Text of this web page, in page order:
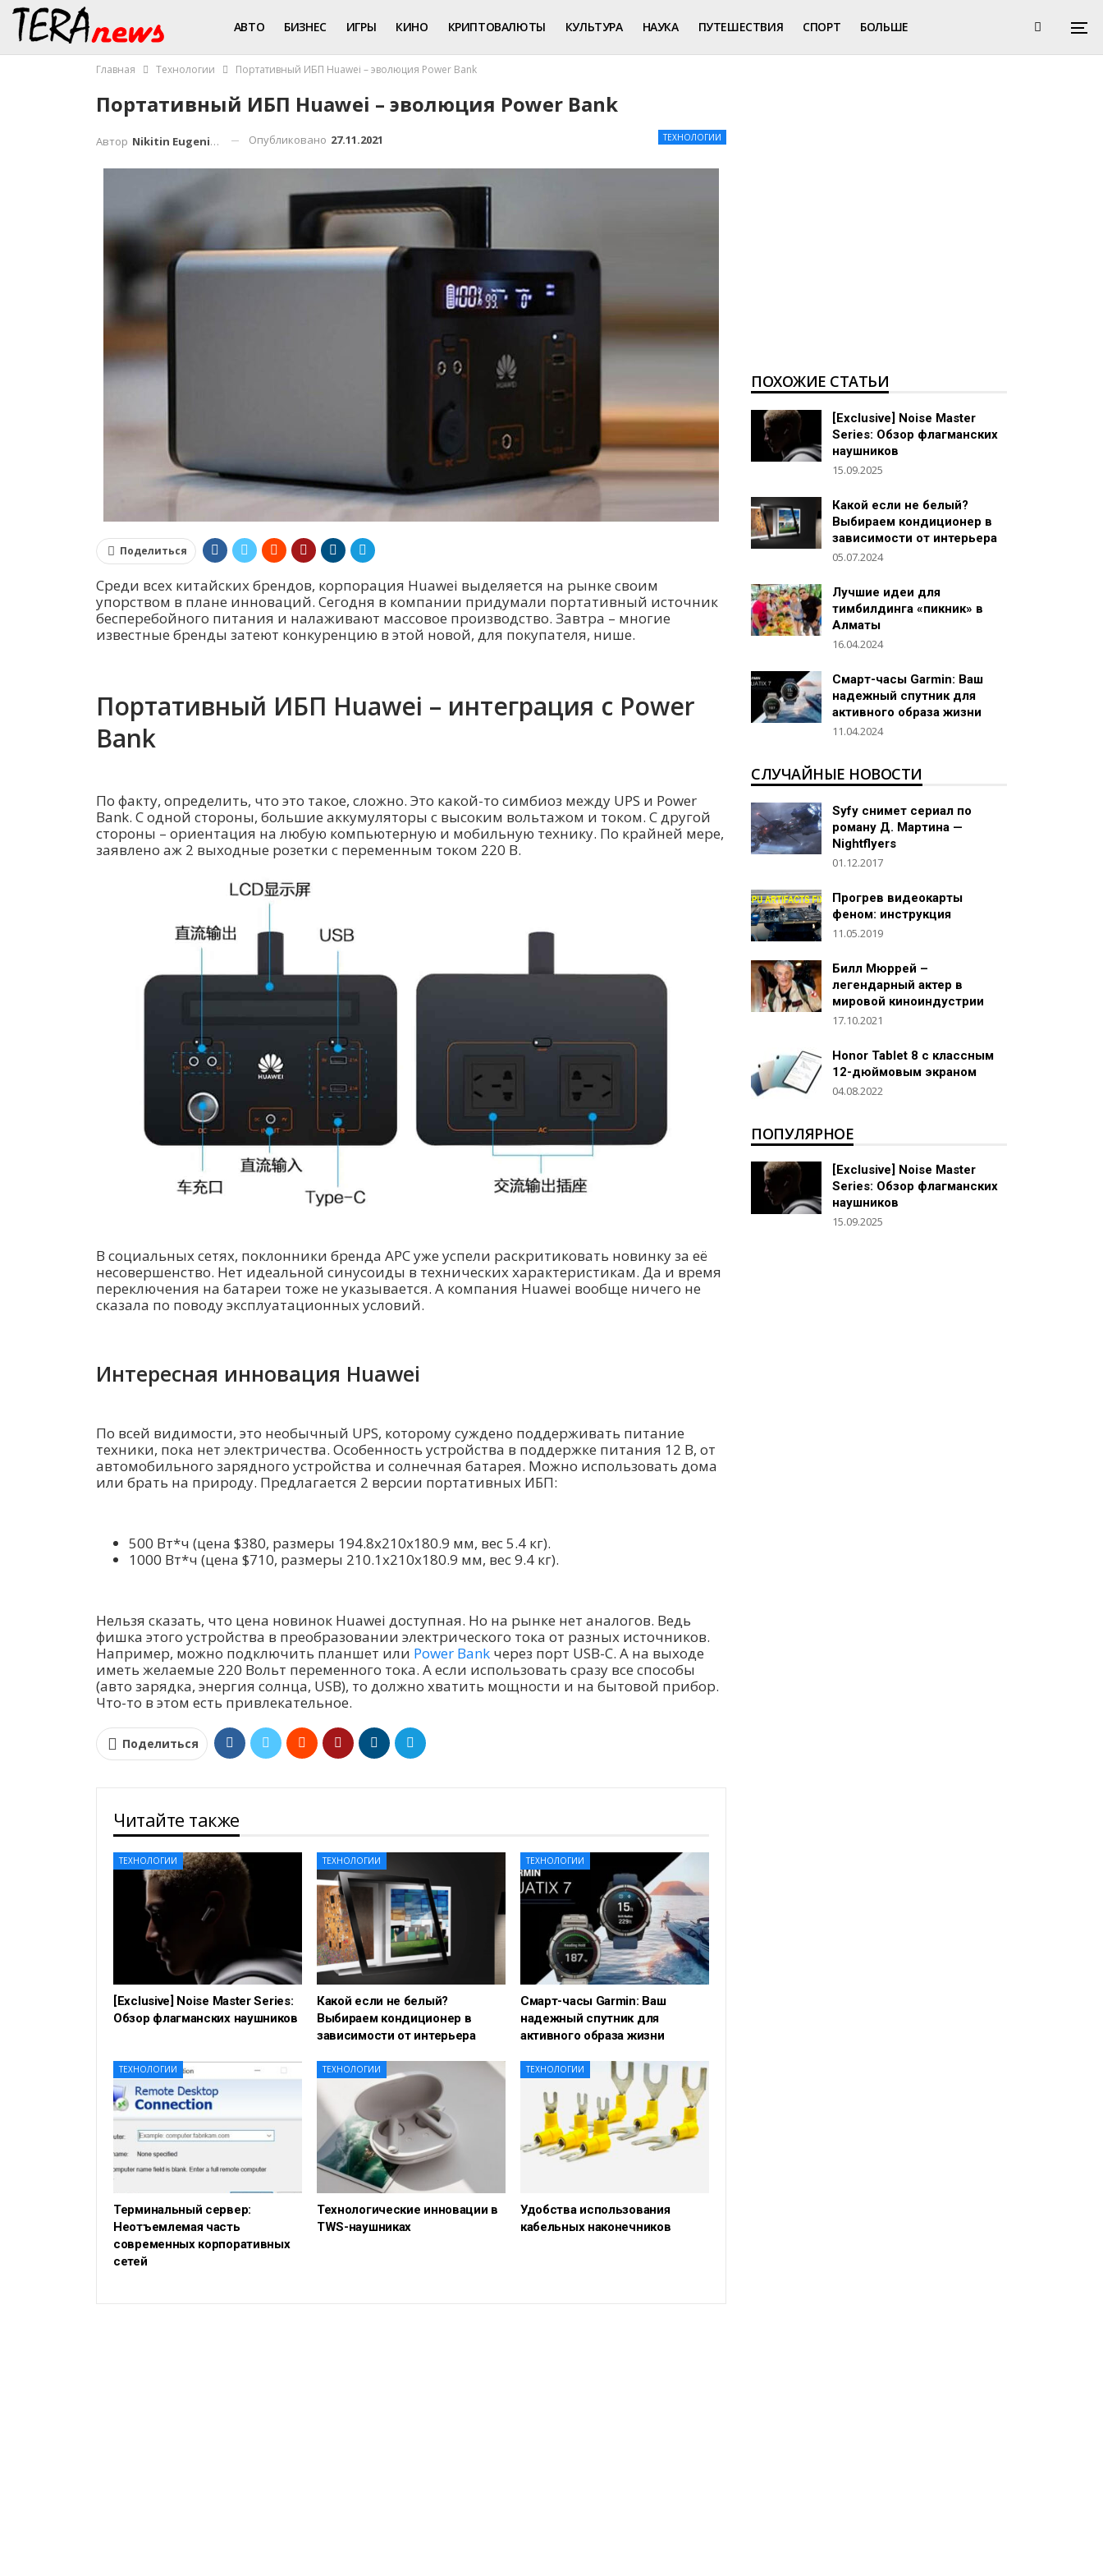
АВТО БИЗНЕС ИГРЫ КИНО КРИПТОВАЛЮТЫ КУЛЬТУРА НАУКА ПУТЕШЕСТВИЯ СПОРТ БОЛЬШЕ
Главная Технологии Портативный ИБП Huawei – эволюция Power Bank
Портативный ИБП Huawei – эволюция Power Bank
ТЕХНОЛОГИИ
Автор Nikitin Eugenius Опубликовано 27.11.2021
Поделиться
Среди всех китайских брендов, корпорация Huawei выделяется на рынке своим
упорством в плане инноваций. Сегодня в компании придумали портативный источник
бесперебойного питания и налаживают массовое производство. Завтра – многие
известные бренды затеют конкуренцию в этой новой, для покупателя, нише.
Портативный ИБП Huawei – интеграция с Power
Bank
По факту, определить, что это такое, сложно. Это какой-то симбиоз между UPS и Power
Bank. С одной стороны, большие аккумуляторы с высоким вольтажом и током. С другой
стороны – ориентация на любую компьютерную и мобильную технику. По крайней мере,
заявлено аж 2 выходные розетки с переменным током 220 В.
В социальных сетях, поклонники бренда APC уже успели раскритиковать новинку за её
несовершенство. Нет идеальной синусоиды в технических характеристикам. Да и время
переключения на батареи тоже не указывается. А компания Huawei вообще ничего не
сказала по поводу эксплуатационных условий.
Интересная инновация Huawei
По всей видимости, это необычный UPS, которому суждено поддерживать питание
техники, пока нет электричества. Особенность устройства в поддержке питания 12 В, от
автомобильного зарядного устройства и солнечная батарея. Можно использовать дома
или брать на природу. Предлагается 2 версии портативных ИБП:
500 Вт*ч (цена $380, размеры 194.8х210х180.9 мм, вес 5.4 кг).
1000 Вт*ч (цена $710, размеры 210.1х210х180.9 мм, вес 9.4 кг).
Нельзя сказать, что цена новинок Huawei доступная. Но на рынке нет аналогов. Ведь
фишка этого устройства в преобразовании электрического тока от разных источников.
Например, можно подключить планшет или Power Bank через порт USB-C. А на выходе
иметь желаемые 220 Вольт переменного тока. А если использовать сразу все способы
(авто зарядка, энергия солнца, USB), то должно хватить мощности и на бытовой прибор.
Что-то в этом есть привлекательное.
Поделиться
Читайте также
ТЕХНОЛОГИИ
[Exclusive] Noise Master Series:
Обзор флагманских наушников
ТЕХНОЛОГИИ
Какой если не белый?
Выбираем кондиционер в
зависимости от интерьера
ТЕХНОЛОГИИ
Смарт-часы Garmin: Ваш
надежный спутник для
активного образа жизни
ТЕХНОЛОГИИ
Терминальный сервер:
Неотъемлемая часть
современных корпоративных
сетей
ТЕХНОЛОГИИ
Технологические инновации в
TWS-наушниках
ТЕХНОЛОГИИ
Удобства использования
кабельных наконечников
ПОХОЖИЕ СТАТЬИ
[Exclusive] Noise Master
Series: Обзор флагманских
наушников
15.09.2025
Какой если не белый?
Выбираем кондиционер в
зависимости от интерьера
05.07.2024
Лучшие идеи для
тимбилдинга «пикник» в
Алматы
16.04.2024
Смарт-часы Garmin: Ваш
надежный спутник для
активного образа жизни
11.04.2024
СЛУЧАЙНЫЕ НОВОСТИ
Syfy снимет сериал по
роману Д. Мартина —
Nightflyers
01.12.2017
Прогрев видеокарты
феном: инструкция
11.05.2019
Билл Мюррей –
легендарный актер в
мировой киноиндустрии
17.10.2021
Honor Tablet 8 с классным
12-дюймовым экраном
04.08.2022
ПОПУЛЯРНОЕ
[Exclusive] Noise Master
Series: Обзор флагманских
наушников
15.09.2025